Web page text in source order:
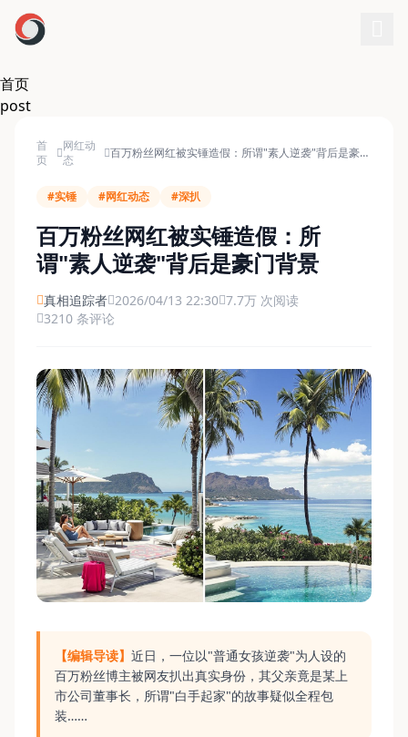
跳过导航
首页
post
首
页
网红动
态
百万粉丝网红被实锤造假：所谓"素人逆袭"背后是豪门
#实锤
#网红动态 #深扒
百万粉丝网红被实锤造假：所
谓"素人逆袭"背后是豪门背景
真相追踪者 2026/04/13 22:30 7.7万 次阅读
3210 条评论
【编辑导读】 近日，一位以"普通女孩逆袭"为人设的
百万粉丝博主被网友扒出真实身份，其父亲竟是某上
市公司董事长，所谓"白手起家"的故事疑似全程包
装……